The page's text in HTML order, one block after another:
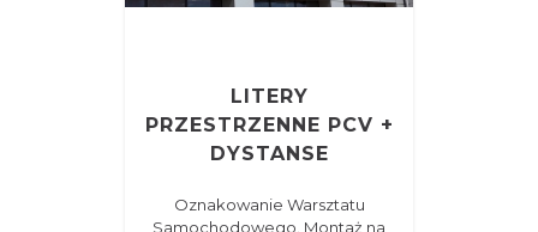
LITERY
PRZESTRZENNE PCV +
DYSTANSE
Oznakowanie Warsztatu
Samochodowego. Montaż na